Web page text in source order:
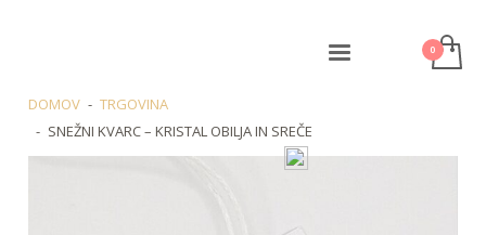
DOMOV
TRGOVINA
SNEŽNI KVARC – KRISTAL OBILJA IN SREČE